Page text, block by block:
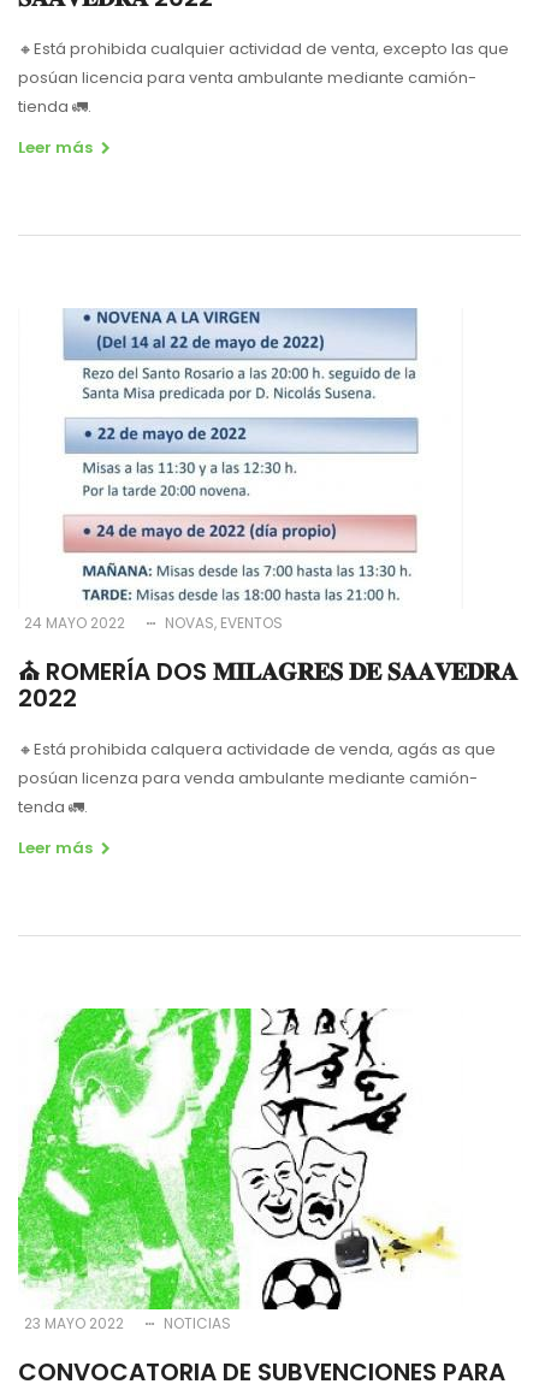
🔸Está prohibida cualquier actividad de venta, excepto las que
posúan licencia para venta ambulante mediante camión-
tienda 🚛.
Leer más
24 MAYO 2022 NOVAS EVENTOS
⛪️ ROMERÍA DOS 𝐌𝐈𝐋𝐀𝐆𝐑𝐄𝐒 𝐃𝐄 𝐒𝐀𝐀𝐕𝐄𝐃𝐑𝐀
2022
🔸Está prohibida calquera actividade de venda, agás as que
posúan licenza para venda ambulante mediante camión-
tenda 🚛.
Leer más
23 MAYO 2022 NOTICIAS
CONVOCATORIA DE SUBVENCIONES PARA